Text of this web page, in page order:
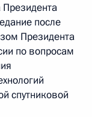
после
Президента
по вопросам
спутниковой